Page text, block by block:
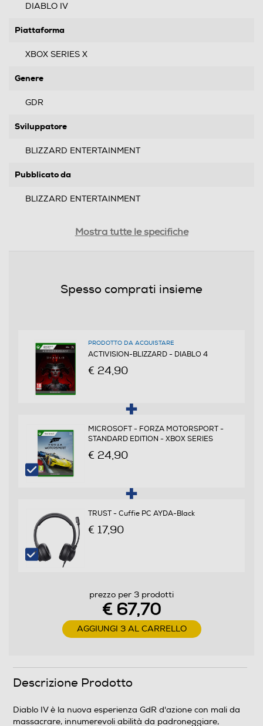
DIABLO IV
Piattaforma
XBOX SERIES X
Genere
GDR
Sviluppatore
BLIZZARD ENTERTAINMENT
Pubblicato da
BLIZZARD ENTERTAINMENT
da 18 anni in su
Clicca qui
Mostra tutte le specifiche
Spesso comprati insieme
PRODOTTO DA ACQUISTARE
ACTIVISION-BLIZZARD - DIABLO 4
€ 24,90
MICROSOFT - FORZA MOTORSPORT -
STANDARD EDITION - XBOX SERIES
€ 24,90
TRUST - Cuffie PC AYDA-Black
€ 17,90
prezzo per 3 prodotti
€ 67,70
AGGIUNGI 3 AL CARRELLO
Descrizione Prodotto
Diablo IV è la nuova esperienza GdR d'azione con mali da
massacrare, innumerevoli abilità da padroneggiare,